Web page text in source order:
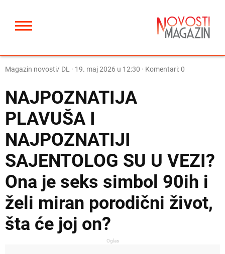
Magazin novosti/ DL · 19. maj 2026 u 12:30 · Komentari: 0
NAJPOZNATIJA
PLAVUŠA I
NAJPOZNATIJI
SAJENTOLOG SU U VEZI?
Ona je seks simbol 90ih i
želi miran porodični život,
šta će joj on?
Oglas